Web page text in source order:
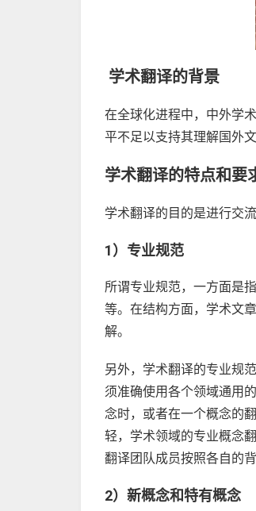
学术翻译的背景
在全球化进程中，中外学
平不足以支持其理解国外
学术翻译的特点和要
学术翻译的目的是进行交
1）专业规范
所谓专业规范，一方面是
等。在结构方面，学术文
解。
另外，学术翻译的专业规
须准确使用各个领域通用
念时，或者在一个概念的
轻，学术领域的专业概念
翻译团队成员按照各自的
2）新概念和特有概念